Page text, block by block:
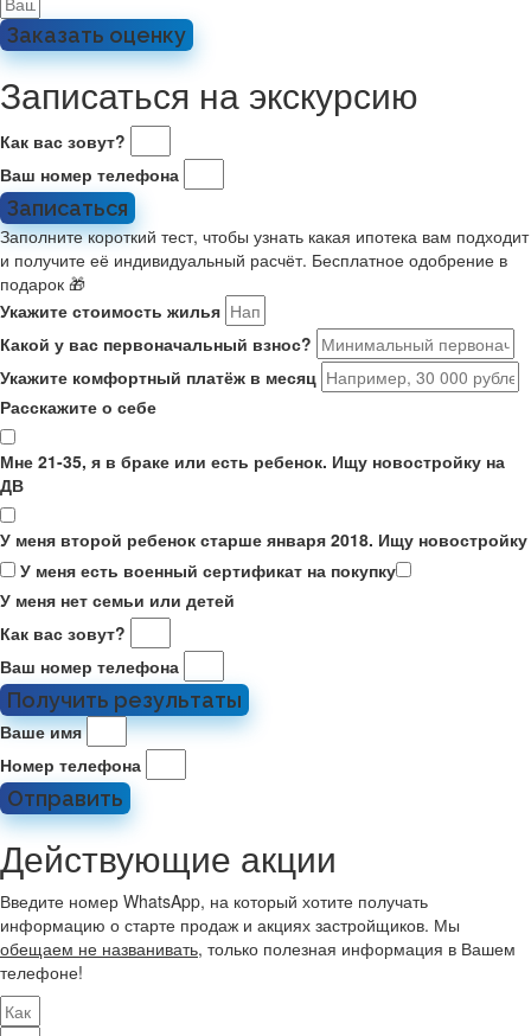
Заказать оценку
Записаться на экскурсию
Как вас зовут?
Ваш номер телефона
Записаться
Заполните короткий тест, чтобы узнать какая ипотека вам подходит
и получите её индивидуальный расчёт. Бесплатное одобрение в
подарок 🎁
Укажите стоимость жилья
Какой у вас первоначальный взнос?
Укажите комфортный платёж в месяц
Расскажите о себе
Мне 21-35, я в браке или есть ребенок. Ищу новостройку на
ДВ
У меня второй ребенок старше января 2018. Ищу новостройку
У меня есть военный сертификат на покупку
У меня нет семьи или детей
Как вас зовут?
Ваш номер телефона
Получить результаты
Ваше имя
Номер телефона
Отправить
Действующие акции
Введите номер WhatsApp, на который хотите получать
информацию о старте продаж и акциях застройщиков. Мы
обещаем не названивать, только полезная информация в Вашем
телефоне!